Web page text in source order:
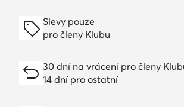
Slevy pouze
pro členy Klubu
30 dní na vrácení pro členy
14 dní pro ostatní